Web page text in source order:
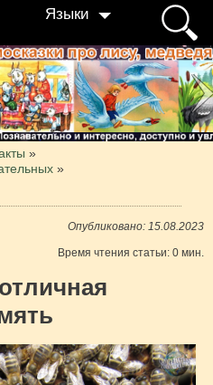
Языки
»
»
Опубликовано: 15.08.2023
Время чтения статьи: 0 мин.